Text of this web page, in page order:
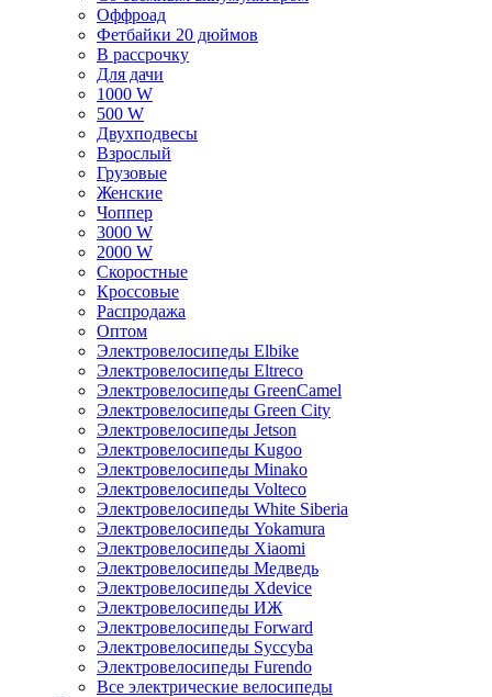
Оффроад
Фетбайки 20 дюймов
В рассрочку
Для дачи
1000 W
500 W
Двухподвесы
Взрослый
Грузовые
Женские
Чоппер
3000 W
2000 W
Скоростные
Кроссовые
Распродажа
Оптом
Электровелосипеды Elbike
Электровелосипеды Eltreco
Электровелосипеды GreenCamel
Электровелосипеды Green City
Электровелосипеды Jetson
Электровелосипеды Kugoo
Электровелосипеды Minako
Электровелосипеды Volteco
Электровелосипеды White Siberia
Электровелосипеды Yokamura
Электровелосипеды Xiaomi
Электровелосипеды Медведь
Электровелосипеды Xdevice
Электровелосипеды ИЖ
Электровелосипеды Forward
Электровелосипеды Syccyba
Электровелосипеды Furendo
Все электрические велосипеды